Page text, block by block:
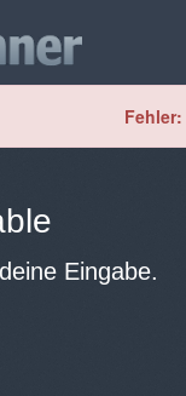
Fehler:
Eingabe.